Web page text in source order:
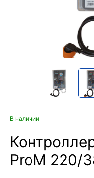
В наличии
ProM 220/